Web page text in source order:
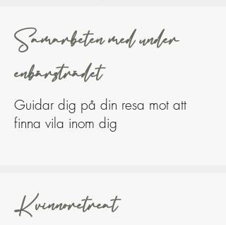
Samarbeten med under
enbärsträdet
Guidar dig på din resa mot att
finna vila inom dig
Kvinnoretreat